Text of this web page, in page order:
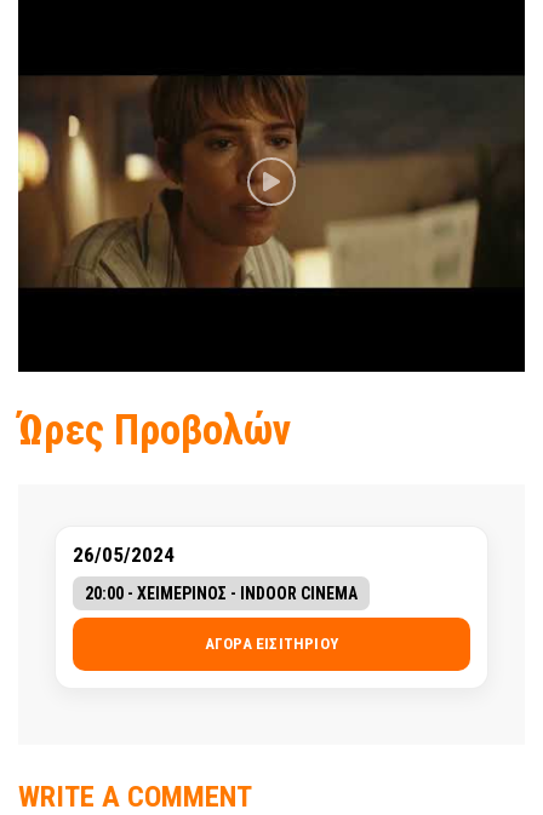
Ώρες Προβολών
26/05/2024
20:00 - ΧΕΙΜΕΡΙΝΟΣ - INDOOR CINEMA
ΑΓΟΡΆ ΕΙΣΙΤΗΡΊΟΥ
WRITE A COMMENT